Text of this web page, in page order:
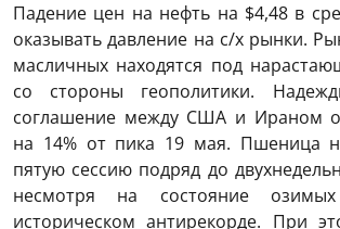
Падение цен на нефть на $4,48 в
оказывать давление на с/х рынки.
масличных находятся под
со стороны геополитики.
соглашение между США и Ираном
на 14% от пика 19 мая. Пшеница
пятую сессию подряд до
несмотря на состояние
историческом антирекорде. При